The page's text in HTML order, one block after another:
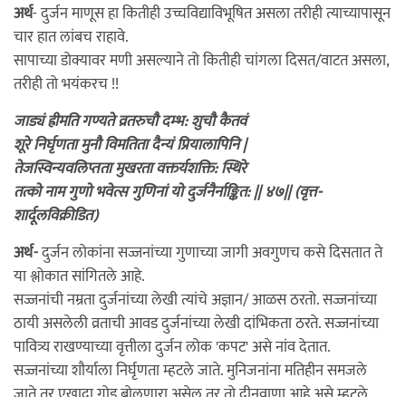
अर्थ- दुर्जन माणूस हा कितीही उच्चविद्याविभूषित असला तरीही त्याच्यापासून
चार हात लांबच राहावे.
सापाच्या डोक्यावर मणी असल्याने तो कितीही चांगला दिसत/वाटत असला,
तरीही तो भयंकरच !!
जाड्यं ह्रीमति गण्यते व्रतरुचौ दम्भ: शुचौ कैतवं
शूरे निर्घृणता मुनौ विमतिता दैन्यं प्रियालापिनि |
तेजस्विन्यवलिप्तता मुखरता वक्तर्यशक्ति: स्थिरे
तत्को नाम गुणो भवेत्स गुणिनां यो दुर्जनैर्नाङ्कित: || ४७|| (वृत्त-
शार्दूलविक्रीडित)
अर्थ-दुर्जन लोकांना सज्जनांच्या गुणाच्या जागी अवगुणच कसे दिसतात ते
या श्लोकात सांगितले आहे.
सज्जनांची नम्रता दुर्जनांच्या लेखी त्यांचे अज्ञान/ आळस ठरतो. सज्जनांच्या
ठायी असलेली व्रताची आवड दुर्जनांच्या लेखी दांभिकता ठरते. सज्जनांच्या
पावित्र्य राखण्याच्या वृत्तीला दुर्जन लोक 'कपट' असे नांव देतात.
सज्जनांच्या शौर्याला निर्घृणता म्हटले जाते. मुनिजनांना मतिहीन समजले